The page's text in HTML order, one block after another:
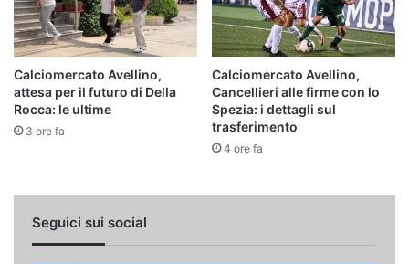
Calciomercato Avellino,
attesa per il futuro di Della
Rocca: le ultime
3 ore fa
Calciomercato Avellino,
Cancellieri alle firme con lo
Spezia: i dettagli sul
trasferimento
4 ore fa
Seguici sui social